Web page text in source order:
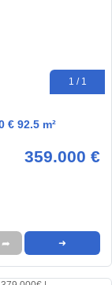
1 / 1
€ 92.5 m²
359.000 €
➦ ➜